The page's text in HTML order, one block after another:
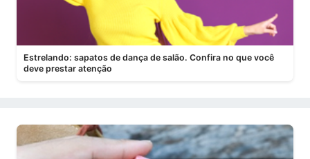
Estrelando: sapatos de dança de salão. Confira no que você
deve prestar atenção